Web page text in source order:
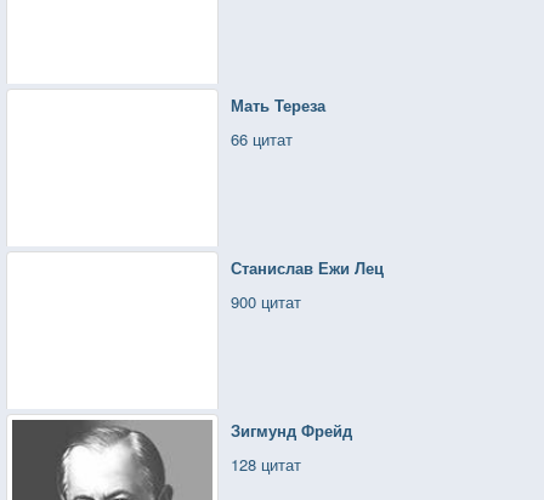
Мать Тереза
66 цитат
Станислав Ежи Лец
900 цитат
Зигмунд Фрейд
128 цитат